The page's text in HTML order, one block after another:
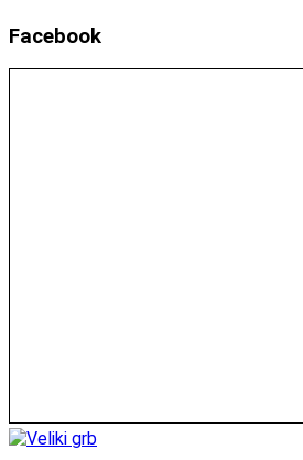
Facebook